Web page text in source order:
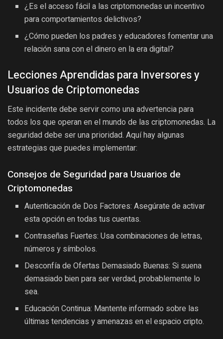
¿Es el acceso fácil a las criptomonedas un incentivo
para comportamientos delictivos?
¿Cómo pueden los padres y educadores fomentar una
relación sana con el dinero en la era digital?
Lecciones Aprendidas para Inversores y
Usuarios de Criptomonedas
Este incidente debe servir como una advertencia para
todos los que operan en el mundo de las criptomonedas. La
seguridad debe ser una prioridad. Aquí hay algunas
estrategias que puedes implementar:
Consejos de Seguridad para Usuarios de
Criptomonedas
Autenticación de Dos Factores: Asegúrate de activar
esta opción en todas tus cuentas.
Contraseñas Fuertes: Usa combinaciones de letras,
números y símbolos.
Desconfía de Ofertas Demasiado Buenas: Si suena
demasiado bien para ser verdad, probablemente lo
sea.
Educación Continua: Mantente informado sobre las
últimas tendencias y amenazas en el espacio cripto.